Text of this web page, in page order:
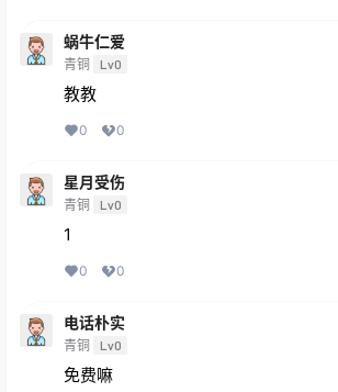
蜗牛仁爱
青铜 Lv0
教教
0 0
星月受伤
青铜 Lv0
1
0 0
电话朴实
青铜 Lv0
免费嘛